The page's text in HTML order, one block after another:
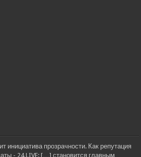
инициатива прозрачности. Как репутация
- 24 LIVE: […] становится главным